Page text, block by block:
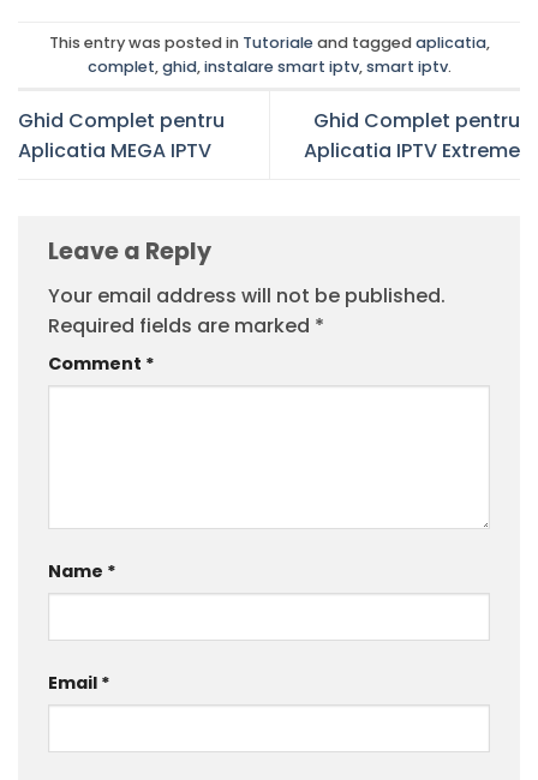
This entry was posted in Tutorialeand taggedaplicatia,
complet,ghid,instalare smart iptv,smart iptv.
Ghid Complet pentru
Aplicatia MEGA IPTV
Ghid Complet pentru
Aplicatia IPTV Extreme
Leave a Reply
Your email address will not be published.
Required fields are marked *
Comment *
Name *
Email *